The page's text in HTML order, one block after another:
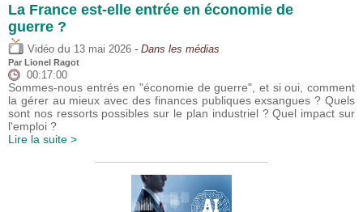
La France est-elle entrée en économie de
guerre ?
Vidéo du 13 mai 2026 - Dans les médias
Par Lionel Ragot
00:17:00
Sommes-nous entrés en "économie de guerre", et si oui, comment
la gérer au mieux avec des finances publiques exsangues ? Quels
sont nos ressorts possibles sur le plan industriel ? Quel impact sur
l'emploi ?
Lire la suite >